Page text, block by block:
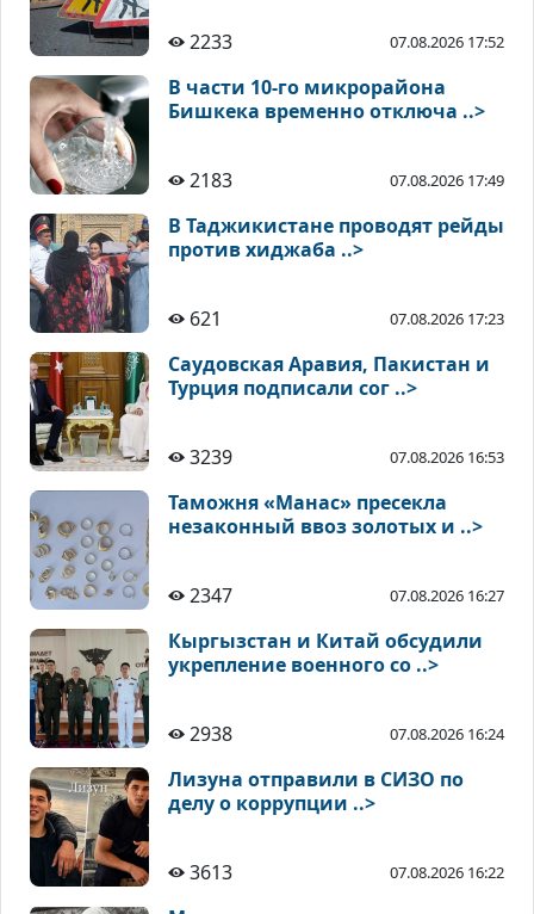
2233 07.08.2026 17:52
В части 10-го микрорайона
Бишкека временно отключа ..>
2183 07.08.2026 17:49
В Таджикистане проводят рейды
против хиджаба ..>
621 07.08.2026 17:23
Саудовская Аравия, Пакистан и
Турция подписали сог ..>
3239 07.08.2026 16:53
Таможня «Манас» пресекла
незаконный ввоз золотых и ..>
2347 07.08.2026 16:27
Кыргызстан и Китай обсудили
укрепление военного со ..>
2938 07.08.2026 16:24
Лизуна отправили в СИЗО по
делу о коррупции ..>
3613 07.08.2026 16:22